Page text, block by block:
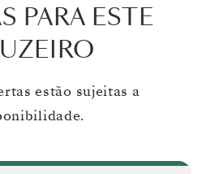
PARA ESTE
estão sujeitas a